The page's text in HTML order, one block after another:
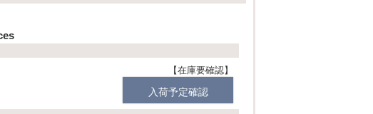
須
在庫要確認
入荷予定確認